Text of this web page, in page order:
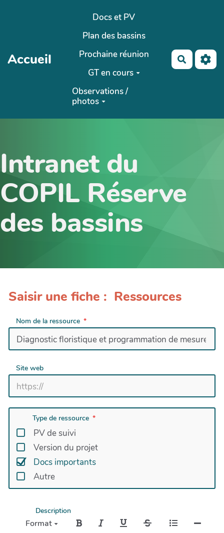
Aller au contenu principal
Accueil
Docs et PV
Plan des bassins
Prochaine réunion
GT en cours
Observations /
photos
Intranet du
COPIL Réserve
des bassins
Saisir une fiche : Ressources
Nom de la ressource
Site web
Type de ressource
PV de suivi
Version du projet
Docs importants
Autre
Description
Format